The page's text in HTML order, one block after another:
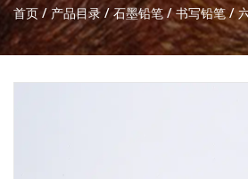
首页 / 产品目录 /石墨铅笔/书写铅笔/